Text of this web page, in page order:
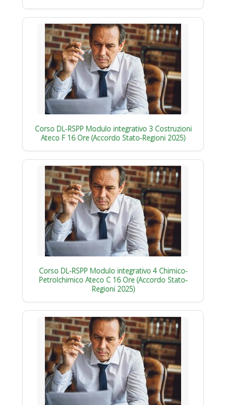
Corso DL-RSPP Modulo integrativo 3 Costruzioni
Ateco F 16 Ore (Accordo Stato-Regioni 2025)
Corso DL-RSPP Modulo integrativo 4 Chimico-
Petrolchimico Ateco C 16 Ore (Accordo Stato-
Regioni 2025)